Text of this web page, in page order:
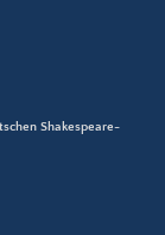
Shakespeare-